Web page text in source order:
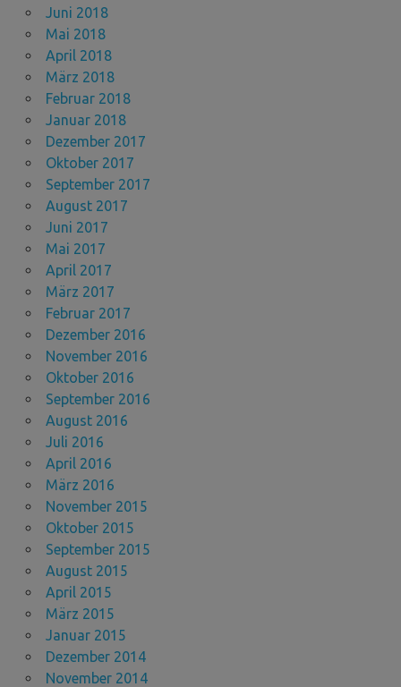
Juni 2018
Mai 2018
April 2018
März 2018
Februar 2018
Januar 2018
Dezember 2017
Oktober 2017
September 2017
August 2017
Juni 2017
Mai 2017
April 2017
März 2017
Februar 2017
Dezember 2016
November 2016
Oktober 2016
September 2016
August 2016
Juli 2016
April 2016
März 2016
November 2015
Oktober 2015
September 2015
August 2015
April 2015
März 2015
Januar 2015
Dezember 2014
November 2014